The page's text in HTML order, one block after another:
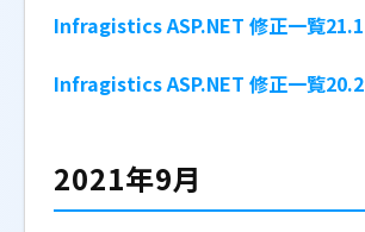
Infragistics ASP.NET 修正一覧21.1
Infragistics ASP.NET 修正一覧20.2
2021年9月